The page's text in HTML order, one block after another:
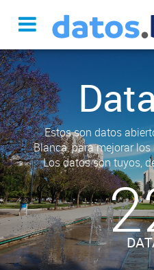
Estos son datos
Blanca, para mejorar
Los datos son tuyos,